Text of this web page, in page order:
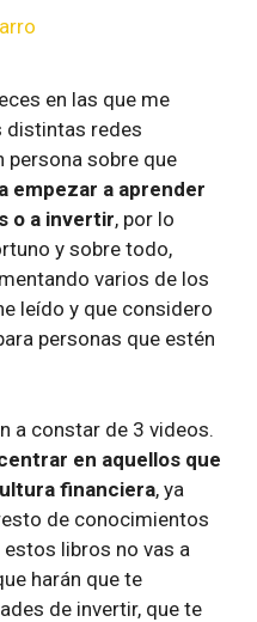
en las que me
distintas redes
persona sobre que
empezar a aprender
o a invertir, por lo
y sobre todo,
varios de los
leído y que considero
personas que estén
a constar de 3 videos.
en aquellos que
financiera, ya
de conocimientos
estos libros no vas a
harán que te
de invertir, que te